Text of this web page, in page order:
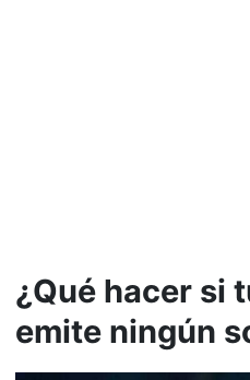
¿Qué hacer si
emite ningún